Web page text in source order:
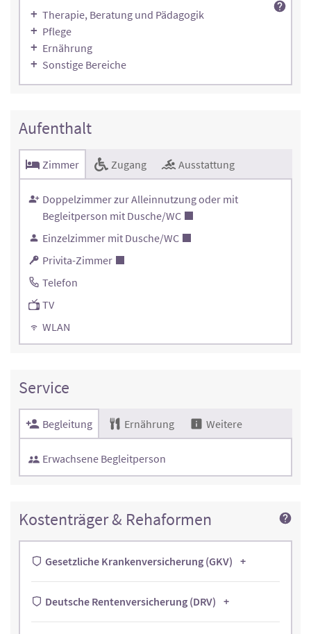
Therapie, Beratung und Pädagogik
Pflege
Ernährung
Sonstige Bereiche
Aufenthalt
Zimmer Zugang Ausstattung
Doppelzimmer zur Alleinnutzung oder mit
Begleitperson mit Dusche/WC
Einzelzimmer mit Dusche/WC
Privita-Zimmer
Telefon
TV
WLAN
Service
Begleitung Ernährung Weitere
Erwachsene Begleitperson
Kostenträger & Rehaformen
Gesetzliche Krankenversicherung (GKV)
Deutsche Rentenversicherung (DRV)